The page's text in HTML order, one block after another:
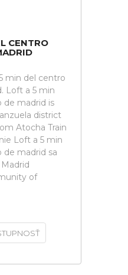
CENTRO
min del centro
Loft a 5 min
de madrid is
district
Atocha Train
Loft a 5 min
de madrid sa
of